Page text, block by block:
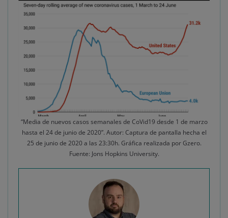
“Media de nuevos casos semanales de CoVid19 desde 1 de marzo
hasta el 24 de junio de 2020”. Autor: Captura de pantalla hecha el
25 de junio de 2020 a las 23:30h. Gráfica realizada por Gzero.
Fuente: Jons Hopkins University.